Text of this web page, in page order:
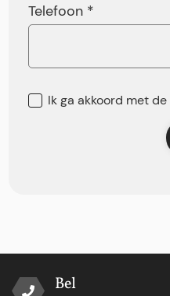
Telefoon *
Ik ga akkoord met de
Bel